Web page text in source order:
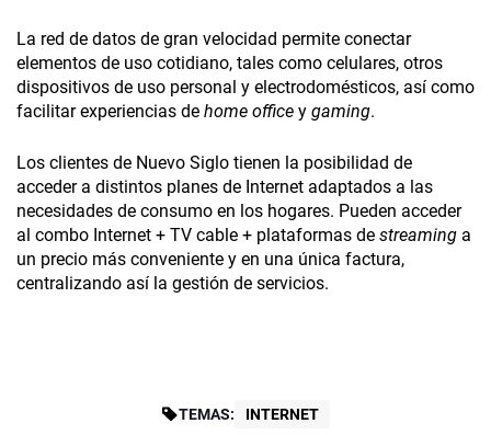
La red de datos de gran velocidad permite conectar
elementos de uso cotidiano, tales como celulares, otros
dispositivos de uso personal y electrodomésticos, así como
facilitar experiencias de home office y gaming.
Los clientes de Nuevo Siglo tienen la posibilidad de
acceder a distintos planes de Internet adaptados a las
necesidades de consumo en los hogares. Pueden acceder
al combo Internet + TV cable + plataformas de streaming a
un precio más conveniente y en una única factura,
centralizando así la gestión de servicios.
TEMAS: INTERNET